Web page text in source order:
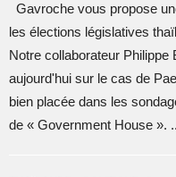
Gavroche vous propose
les élections législatives
Notre collaborateur Philippe
aujourd'hui sur le cas de
bien placée dans les
de « Government House ».